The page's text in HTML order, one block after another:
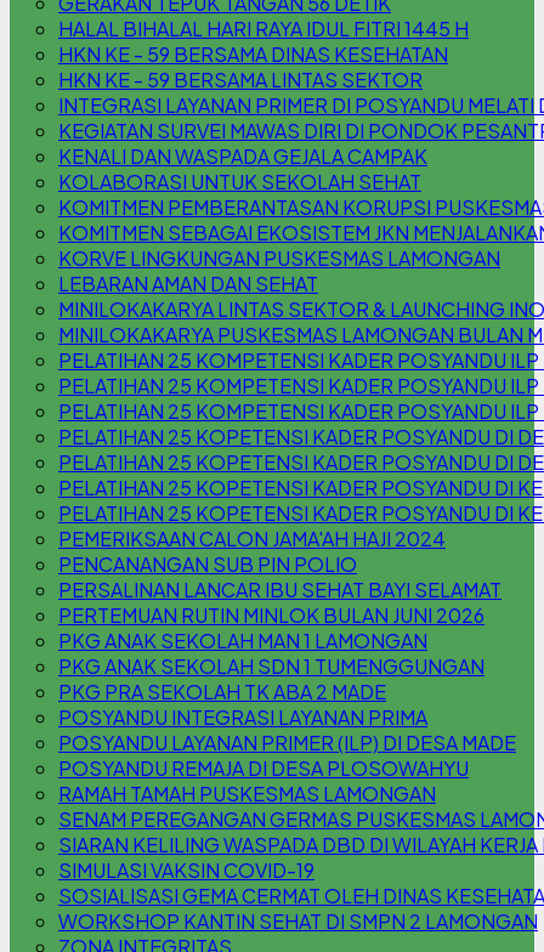
HALAL BIHALAL HARI RAYA IDUL FITRI 1445 H
HKN KE - 59 BERSAMA DINAS KESEHATAN
HKN KE - 59 BERSAMA LINTAS SEKTOR
INTEGRASI LAYANAN PRIMER DI POSYANDU
KEGIATAN SURVEI MAWAS DIRI DI PONDOK
KENALI DAN WASPADA GEJALA CAMPAK
KOLABORASI UNTUK SEKOLAH SEHAT
KOMITMEN PEMBERANTASAN KORUPSI
KOMITMEN SEBAGAI EKOSISTEM JKN
KORVE LINGKUNGAN PUSKESMAS LAMONGAN
LEBARAN AMAN DAN SEHAT
MINILOKAKARYA LINTAS SEKTOR & LAUNCHING
MINILOKAKARYA PUSKESMAS LAMONGAN BULAN
PELATIHAN 25 KOMPETENSI KADER POSYANDU
PELATIHAN 25 KOMPETENSI KADER POSYANDU ILP
PELATIHAN 25 KOMPETENSI KADER POSYANDU
PELATIHAN 25 KOPETENSI KADER POSYANDU DI
PELATIHAN 25 KOPETENSI KADER POSYANDU DI
PELATIHAN 25 KOPETENSI KADER POSYANDU DI
PELATIHAN 25 KOPETENSI KADER POSYANDU DI
PEMERIKSAAN CALON JAMA'AH HAJI 2024
PENCANANGAN SUB PIN POLIO
PERSALINAN LANCAR IBU SEHAT BAYI SELAMAT
PERTEMUAN RUTIN MINLOK BULAN JUNI 2026
PKG ANAK SEKOLAH MAN 1 LAMONGAN
PKG ANAK SEKOLAH SDN 1 TUMENGGUNGAN
PKG PRA SEKOLAH TK ABA 2 MADE
POSYANDU INTEGRASI LAYANAN PRIMA
POSYANDU LAYANAN PRIMER (ILP) DI DESA MADE
POSYANDU REMAJA DI DESA PLOSOWAHYU
RAMAH TAMAH PUSKESMAS LAMONGAN
SENAM PEREGANGAN GERMAS PUSKESMAS
SIARAN KELILING WASPADA DBD DI WILAYAH
SIMULASI VAKSIN COVID-19
SOSIALISASI GEMA CERMAT OLEH DINAS
WORKSHOP KANTIN SEHAT DI SMPN 2 LAMONGAN
ZONA INTEGRITAS